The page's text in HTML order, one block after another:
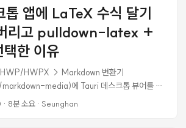
상태에서 시작해, 삽질하면서 151개 댓글 / 151명
기까지의 과정을 정리한다. 공식 문서에는 흩어져
대부분 게시 자동화(content publish) 쪽에 치중
만 필요한 케이스를 한 페이지에 모은 게
앱에 LaTeX 수식 달기
리고 pulldown-latex +
한 이유
HWP/HWPX → Markdown 변환기
media)에 Tauri 데스크톱 뷰어를 붙
서 HWPX 파서가 수식을 $...$ / $$...$$
· 8분 소요· Seunghan